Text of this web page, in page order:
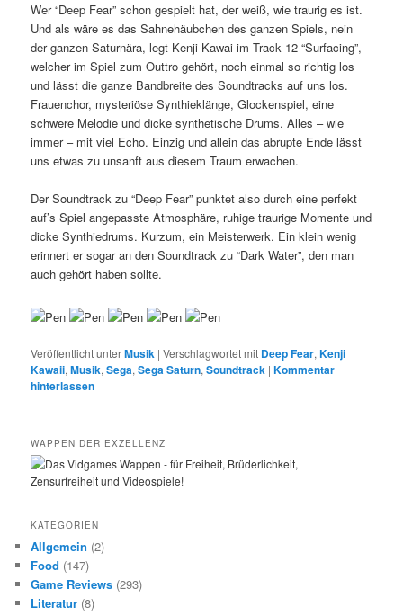
Wer “Deep Fear” schon gespielt hat, der weiß, wie traurig es ist.
Und als wäre es das Sahnehäubchen des ganzen Spiels, nein
der ganzen Saturnära, legt Kenji Kawai im Track 12 “Surfacing”,
welcher im Spiel zum Outtro gehört, noch einmal so richtig los
und lässt die ganze Bandbreite des Soundtracks auf uns los.
Frauenchor, mysteriöse Synthieklänge, Glockenspiel, eine
schwere Melodie und dicke synthetische Drums. Alles – wie
immer – mit viel Echo. Einzig und allein das abrupte Ende lässt
uns etwas zu unsanft aus diesem Traum erwachen.
Der Soundtrack zu “Deep Fear” punktet also durch eine perfekt
auf’s Spiel angepasste Atmosphäre, ruhige traurige Momente und
dicke Synthiedrums. Kurzum, ein Meisterwerk. Ein klein wenig
erinnert er sogar an den Soundtrack zu “Dark Water”, den man
auch gehört haben sollte.
Veröffentlicht unterMusik |Verschlagwortet mit Deep Fear,Kenji
Kawaii,Musik,Sega,Sega Saturn,Soundtrack |Kommentar
hinterlassen
WAPPEN DER EXZELLENZ
KATEGORIEN
Allgemein (2)
Food (147)
Game Reviews (293)
Literatur (8)